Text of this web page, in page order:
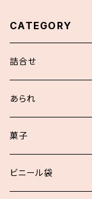
CATEGORY
詰合せ
浮世あられ詰合せ
お好詰合せ
袋入詰合せ
あられ
菓子
ビニール袋